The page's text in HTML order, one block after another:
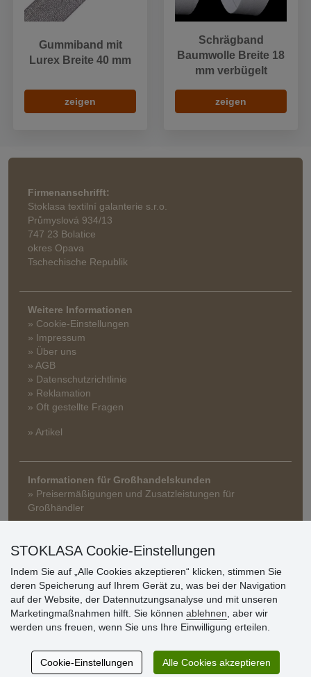
Gummiband mit
Lurex Breite 40 mm
zeigen
Schrägband
Baumwolle Breite 18
mm verbügelt
zeigen
Firmenanschrifft:
Stoklasa textilní galanterie s.r.o.
Průmyslová 934/13
747 23 Bolatice
okres Opava
Tschechische Republik
Weitere Informationen
» Cookie-Einstellungen
» Impressum
» Über uns
» AGB
» Datenschutzrichtlinie
» Reklamation
» Oft gestellte Fragen
» Artikel
Informationen für Großhandelskunden
» Preisermäßigungen und Zusatzleistungen für
Großhändler
Kundenbewertung
Sehr schöne Ware zu günstigen Preisen. Sehr
STOKLASA Cookie-Einstellungen
Indem Sie auf „Alle Cookies akzeptieren“ klicken, stimmen Sie
deren Speicherung auf Ihrem Gerät zu, was bei der Navigation
auf der Website, der Datennutzungsanalyse und mit unseren
Marketingmaßnahmen hilft. Sie können ablehnen , aber wir
werden uns freuen, wenn Sie uns Ihre Einwilligung erteilen.
Cookie-Einstellungen Alle Cookies akzeptieren